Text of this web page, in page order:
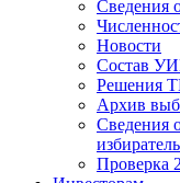
Сведения
Новости
Состав
Решения
Архив
Сведения
Проверка 2